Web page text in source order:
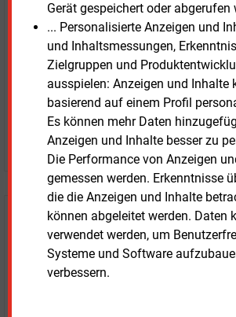
Gerät gespeichert oder abgerufen
... Personalisierte Anzeigen und
und Inhaltsmessungen,
Zielgruppen und
ausspielen: Anzeigen und Inhalte
basierend auf einem Profil
Es können mehr Daten
Anzeigen und Inhalte besser zu
Die Performance von Anzeigen
gemessen werden. Erkenntnisse
die die Anzeigen und Inhalte
können abgeleitet werden. Daten
verwendet werden, um
Systeme und Software
verbessern.
Zwei Wochen kostenfreier Zugang
Zugang auf stündlich aktualisierte
Prognose- und Marktdaten
+ einmal täglich E&M daily
+ zwei Ausgaben der Zeitung E&M
ohne automatische Verlängerung
JETZT KOSTENLOS TESTEN
Login für Kunden